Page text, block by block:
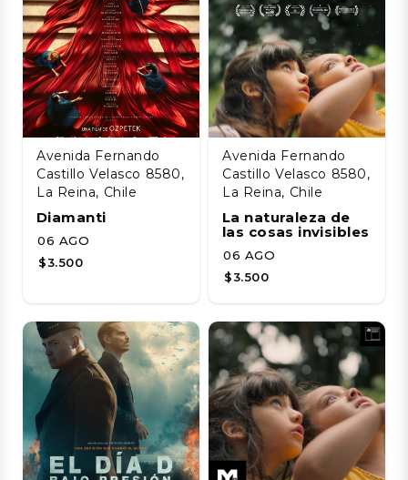
Avenida Fernando
Castillo Velasco 8580,
La Reina, Chile
Diamanti
06 AGO
$3.500
Avenida Fernando
Castillo Velasco 8580,
La Reina, Chile
La naturaleza de
las cosas invisibles
06 AGO
$3.500